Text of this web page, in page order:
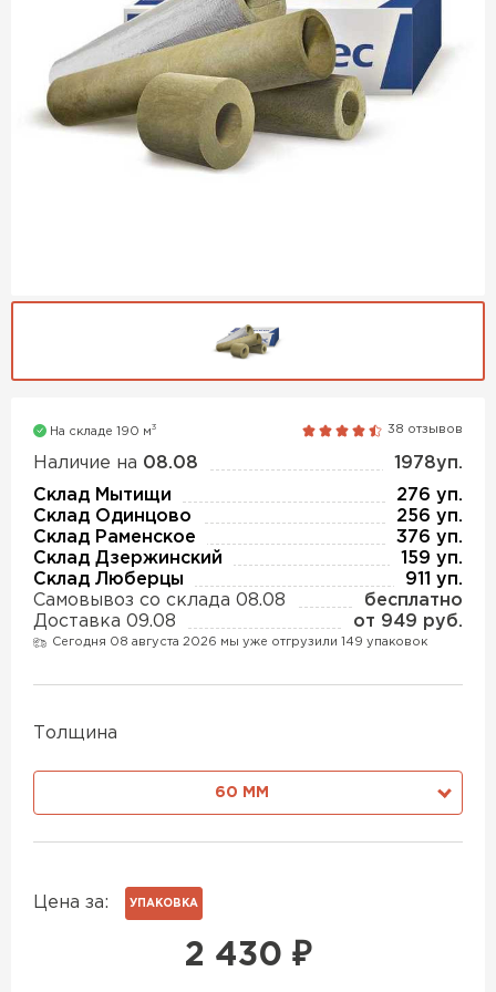
На складе 190 м3 38 отзывов
Наличие на 08.08
1978уп.
Склад Мытищи
276 уп.
Склад Одинцово
256 уп.
Склад Раменское
376 уп.
Склад Дзержинский
159 уп.
Склад Люберцы
911 уп.
Самовывоз со склада 08.08
бесплатно
Доставка 09.08
от 949 руб.
Сегодня 08 августа 2026 мы уже отгрузили 149 упаковок
Толщина
60 ММ
Цена за: УПАКОВКА
2 430 ₽
Утеплитель MasterPLEX
ПЕРЕЙТИ
Утеплитель Дирок
Утеплитель Тизол
Утеплитель Изотек
ПЕРЕЙТИ
Утеплитель Ruspanel
ПЕРЕЙТИ
Утеплитель Isover
Утеплитель Урса
Утеплитель Isoroc
Утеплитель Paroc
Утеплитель Изомин
Утеплитель Юматекс
Утеплитель Теплекс
Утеплитель Дирок
Утеплитель Тизол